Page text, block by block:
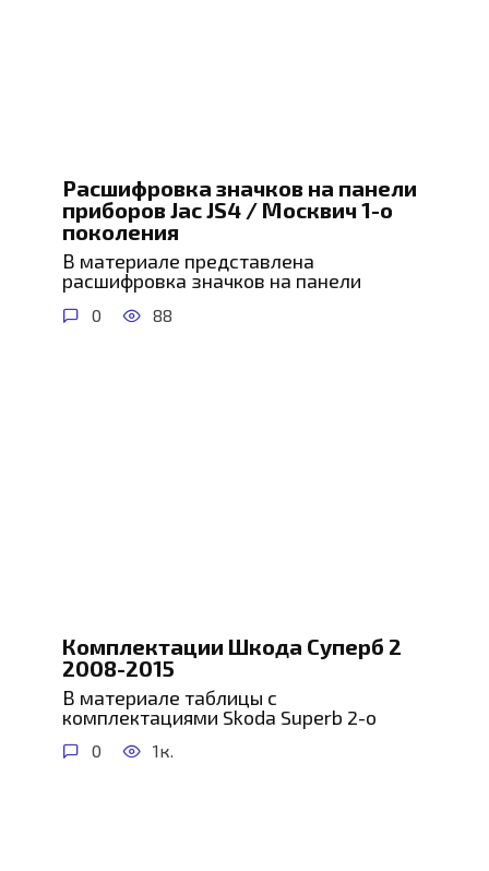
Расшифровка значков на панели
приборов Jac JS4 / Москвич 1-о
поколения
В материале представлена
расшифровка значков на панели
0 88
Комплектации Шкода Суперб 2
2008-2015
В материале таблицы с
комплектациями Skoda Superb 2-о
0 1к.